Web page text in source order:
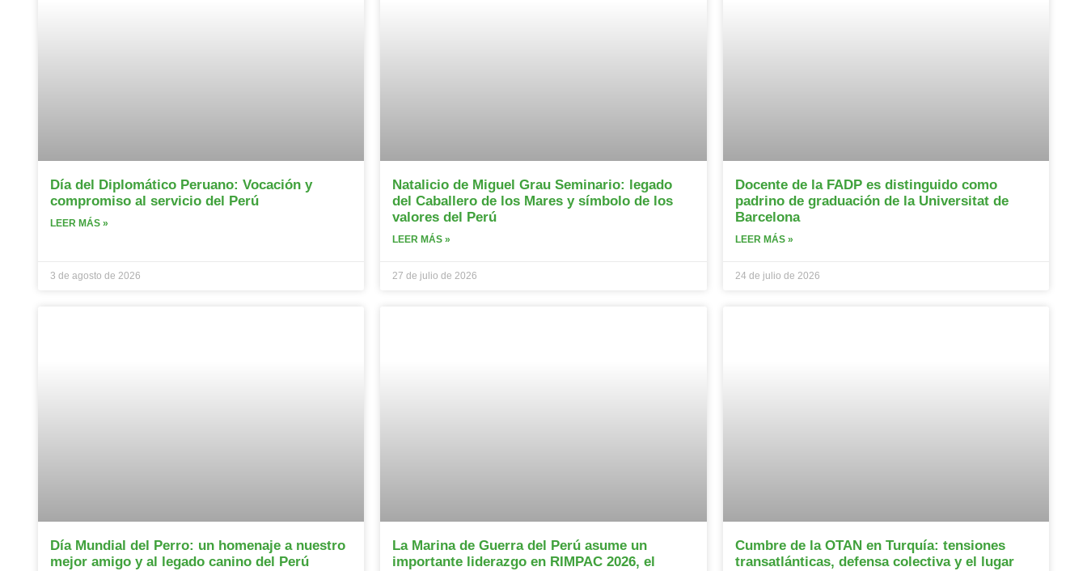
Día del Diplomático Peruano: Vocación y
compromiso al servicio del Perú
LEER MÁS »
3 de agosto de 2026
Natalicio de Miguel Grau Seminario: legado
del Caballero de los Mares y símbolo de los
valores del Perú
LEER MÁS »
27 de julio de 2026
Docente de la FADP es distinguido como
padrino de graduación de la Universitat de
Barcelona
LEER MÁS »
24 de julio de 2026
Día Mundial del Perro: un homenaje a nuestro
mejor amigo y al legado canino del Perú
La Marina de Guerra del Perú asume un
importante liderazgo en RIMPAC 2026, el
Cumbre de la OTAN en Turquía: tensiones
transatlánticas, defensa colectiva y el lugar